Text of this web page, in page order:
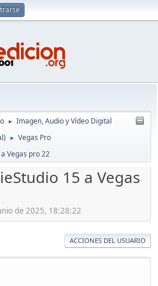
► Imagen, Audio y Vídeo Digital
► Vegas Pro
Vegas pro 22
15 a Vegas
de 2025, 18:28:22
ACCIONES DEL USUARIO